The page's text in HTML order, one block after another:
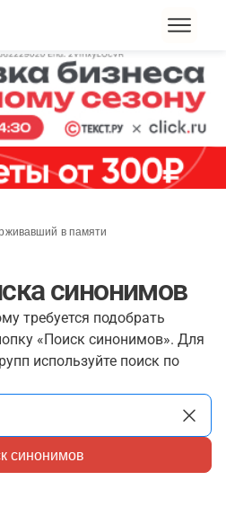
в памяти
синонимов
требуется подобрать
«Поиск синонимов». Для
используйте поиск по
синонимов